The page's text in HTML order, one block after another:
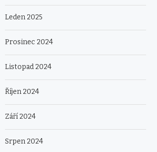
Leden 2025
Prosinec 2024
Listopad 2024
Říjen 2024
Září 2024
Srpen 2024